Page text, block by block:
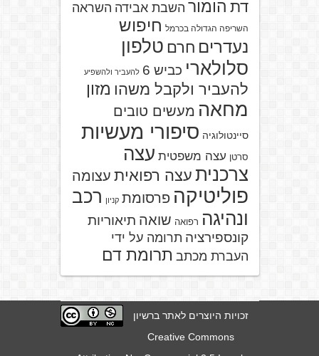
דת הומור השבת אבידה השראה
השריפה הגדולה בכרמל חיפוש
נעדרים חרם טלפון
סלולארי כביש 6 להעביר ולהשפיע
להעביר ולקבל משהו מזון
מחאה מעשים טובים
סיינטולוגיה סיפורי מעשיות
סרטן עצה משפטית עצה
צרכנית עצה רפואית עצומה
פוליטיקה פרסומת קניון רכב
ונהיגה רפואה שואה תיאוריות
קונספירציה תרומה על ידי
העברת מכתב תרומת דם
זכויות היוצרים לאתר ברשיון
Creative Commons